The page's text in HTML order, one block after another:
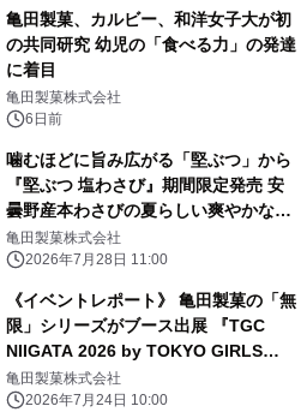
亀田製菓、カルビー、和洋女子大が初
の共同研究 幼児の「食べる力」の発達
に着目
亀田製菓株式会社
6日前
噛むほどに旨み広がる「堅ぶつ」から
『堅ぶつ 塩わさび』期間限定発売 安
曇野産本わさびの夏らしい爽やかな風
味が楽しめる
亀田製菓株式会社
2026年7月28日 11:00
《イベントレポート》 亀田製菓の「無
限」シリーズがブース出展 『TGC
NIIGATA 2026 by TOKYO GIRLS
COLLECTION』
亀田製菓株式会社
2026年7月24日 10:00